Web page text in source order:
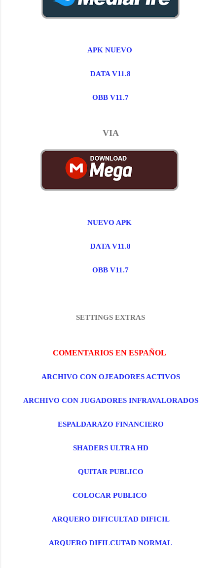
APK NUEVO
DATA V11.8
OBB V11.7
VIA
NUEVO APK
DATA V11.8
OBB V11.7
SETTINGS EXTRAS
COMENTARIOS EN ESPAÑOL
ARCHIVO CON OJEADORES ACTIVOS
ARCHIVO CON JUGADORES INFRAVALORADOS
ESPALDARAZO FINANCIERO
SHADERS ULTRA HD
QUITAR PUBLICO
COLOCAR PUBLICO
ARQUERO DIFICULTAD DIFICIL
ARQUERO DIFILCUTAD NORMAL